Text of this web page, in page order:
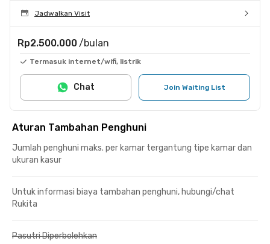
Jadwalkan Visit
Rp2.500.000 /bulan
Termasuk internet/wifi, listrik
Join Waiting List
Chat
Aturan Tambahan Penghuni
Jumlah penghuni maks. per kamar tergantung tipe kamar dan
ukuran kasur
Untuk informasi biaya tambahan penghuni, hubungi/chat
Rukita
Pasutri Diperbolehkan